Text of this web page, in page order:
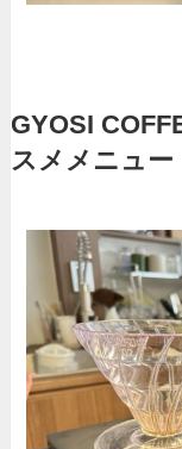
GYOSI
スメメニュー